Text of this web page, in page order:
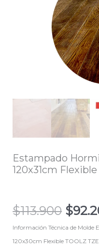
Estampado
120x31cm Flexible
$113.900 $
Información Técnica de
120x30cm Flexible TOOLZ